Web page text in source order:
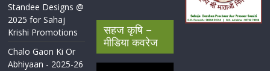
Standee Designs @
2025 for Sahaj
Krishi Promotions
Chalo Gaon Ki Or
Abhiyaan - 2025-26
सहज कृषि –
मीडिया कवरेज